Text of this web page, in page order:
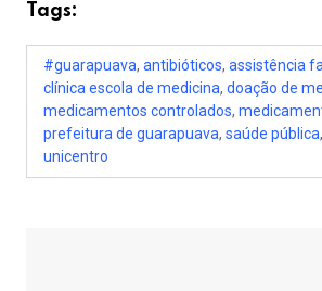
Tags:
#guarapuava, antibióticos, assistência
clínica escola de medicina, doação de
medicamentos controlados,
prefeitura de guarapuava, saúde pública,
unicentro